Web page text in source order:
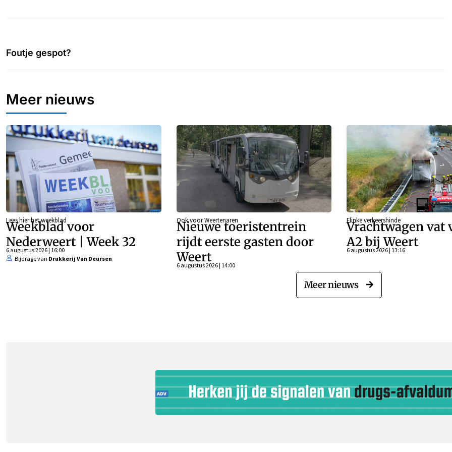
Foutje gespot?
Meer nieuws
Lees hier het weekblad
Weekblad voor
Nederweert | Week 32
6 augustus 2026 | 16:00
Bijdrage van Drukkerij Van Deursen
Ook voor Weertenaren
Nieuwe toeristentrein
rijdt eerste gasten door
Weert
6 augustus 2026 | 14:00
Flinke verkeershinde
Vrachtwagen vat
A2 bij Weert
6 augustus 2026 | 13:16
Meer nieuws